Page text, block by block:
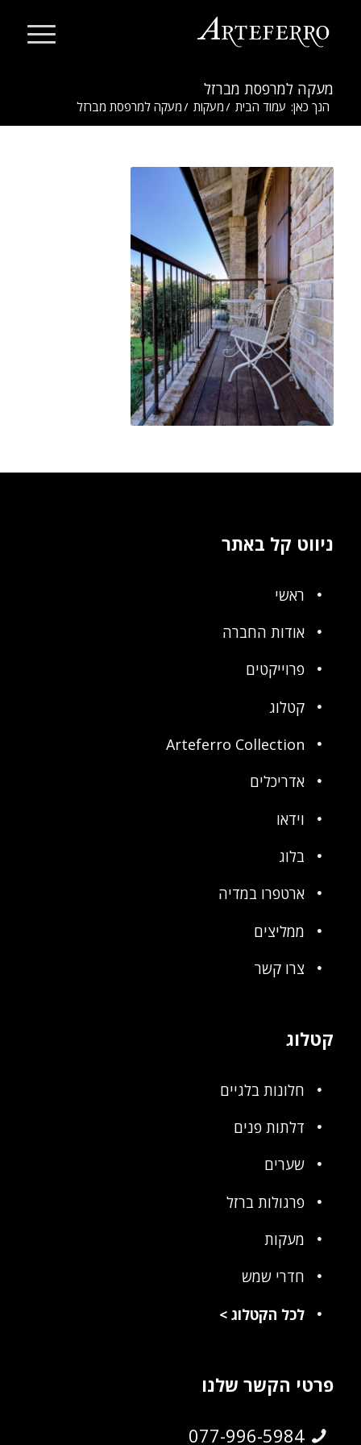
מעקה למרפסת מברזל
הנך כאן: עמוד הבית / מעקות / מעקה למרפסת מברזל
ניווט קל באתר
ראשי
אודות החברה
פרוייקטים
קטלוג
Arteferro Collection
אדריכלים
וידאו
בלוג
ארטפרו במדיה
ממליצים
צרו קשר
קטלוג
חלונות בלגיים
דלתות פנים
שערים
פרגולות ברזל
מעקות
חדרי שמש
לכל הקטלוג>
פרטי הקשר שלנו
077-996-5984